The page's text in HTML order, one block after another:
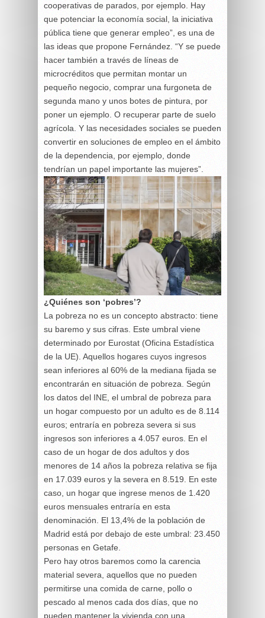
cooperativas de parados, por ejemplo. Hay
que potenciar la economía social, la iniciativa
pública tiene que generar empleo”, es una de
las ideas que propone Fernández. “Y se puede
hacer también a través de líneas de
microcréditos que permitan montar un
pequeño negocio, comprar una furgoneta de
segunda mano y unos botes de pintura, por
poner un ejemplo. O recuperar parte de suelo
agrícola. Y las necesidades sociales se pueden
convertir en soluciones de empleo en el ámbito
de la dependencia, por ejemplo, donde
tendrían un papel importante las mujeres”.
¿Quiénes son ‘pobres’?
La pobreza no es un concepto abstracto: tiene
su baremo y sus cifras. Este umbral viene
determinado por Eurostat (Oficina Estadística
de la UE). Aquellos hogares cuyos ingresos
sean inferiores al 60% de la mediana fijada se
encontrarán en situación de pobreza. Según
los datos del INE, el umbral de pobreza para
un hogar compuesto por un adulto es de 8.114
euros; entraría en pobreza severa si sus
ingresos son inferiores a 4.057 euros. En el
caso de un hogar de dos adultos y dos
menores de 14 años la pobreza relativa se fija
en 17.039 euros y la severa en 8.519. En este
caso, un hogar que ingrese menos de 1.420
euros mensuales entraría en esta
denominación. El 13,4% de la población de
Madrid está por debajo de este umbral: 23.450
personas en Getafe.
Pero hay otros baremos como la carencia
material severa, aquellos que no pueden
permitirse una comida de carne, pollo o
pescado al menos cada dos días, que no
pueden mantener la vivienda con una